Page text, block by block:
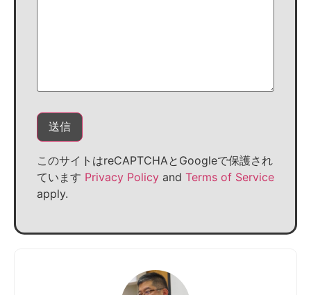
このサイトはreCAPTCHAとGoogleで保護され
ています Privacy Policy and Terms of Service
apply.